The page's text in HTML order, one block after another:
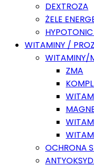
DEXTROZA
ŻELE
WITAMINY /
WITAMINY/
ZMA
OCHRONA